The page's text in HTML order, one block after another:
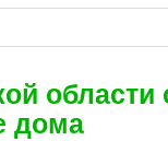
области
дома